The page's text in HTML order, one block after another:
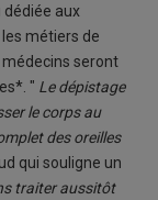
dédiée aux
métiers de
médecins seront
" Le dépistage
le corps au
des oreilles
qui souligne un
traiter aussitôt